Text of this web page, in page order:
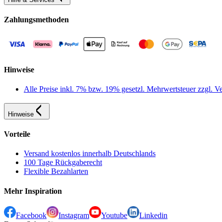
Zahlungsmethoden
Hinweise
Alle Preise inkl. 7% bzw. 19% gesetzl. Mehrwertsteuer zzgl.
Hinweise
Vorteile
Versand kostenlos innerhalb Deutschlands
100 Tage Rückgaberecht
Flexible Bezahlarten
Mehr Inspiration
Facebook Instagram Youtube
Linkedin